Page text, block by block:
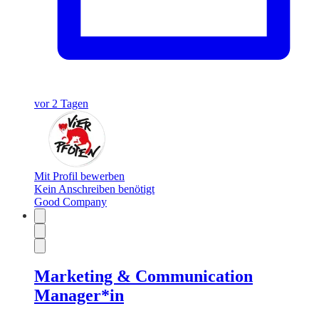
vor 2 Tagen
Mit Profil bewerben
Kein Anschreiben benötigt
Good Company
Marketing & Communication
Manager*in